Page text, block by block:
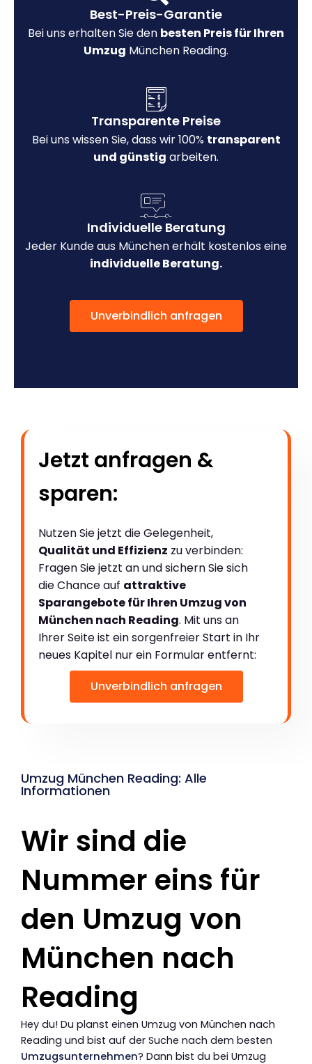
Best-Preis-Garantie
Bei uns erhalten Sie den besten Preis für Ihren
Umzug München Reading.
Transparente Preise
Bei uns wissen Sie, dass wir 100% transparent
und günstig arbeiten.
Individuelle Beratung
Jeder Kunde aus München erhält kostenlos eine
individuelle Beratung.
Unverbindlich anfragen
Jetzt anfragen &
sparen:
Nutzen Sie jetzt die Gelegenheit,
Qualität und Effizienz zu verbinden:
Fragen Sie jetzt an und sichern Sie sich
die Chance auf attraktive
Sparangebote für Ihren Umzug von
München nach Reading. Mit uns an
Ihrer Seite ist ein sorgenfreier Start in Ihr
neues Kapitel nur ein Formular entfernt:
Unverbindlich anfragen
Umzug München Reading: Alle
Informationen
Wir sind die
Nummer eins für
den Umzug von
München nach
Reading
Hey du! Du planst einen Umzug von München nach
Reading und bist auf der Suche nach dem besten
Umzugsunternehmen? Dann bist du bei Umzug